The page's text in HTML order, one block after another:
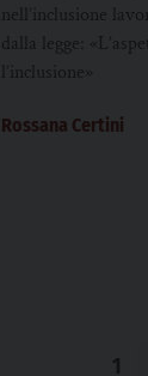
nell’inclusione
dalla legge:
l’inclusione»
Rossana Certini
1